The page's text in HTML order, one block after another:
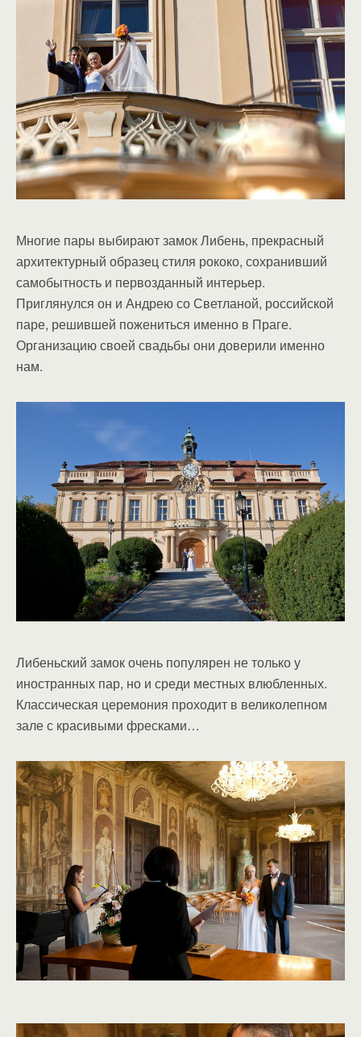
Многие пары выбирают замок Либень, прекрасный
архитектурный образец стиля рококо, сохранивший
самобытность и первозданный интерьер.
Приглянулся он и Андрею со Светланой, российской
паре, решившей пожениться именно в Праге.
Организацию своей свадьбы они доверили именно
нам.
Либеньский замок очень популярен не только у
иностранных пар, но и среди местных влюбленных.
Классическая церемония проходит в великолепном
зале с красивыми фресками…